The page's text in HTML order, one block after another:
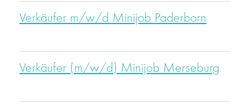
Verkäufer m/w/d Minijob Paderborn
Verkäufer (m/w/d) Minijob Merseburg